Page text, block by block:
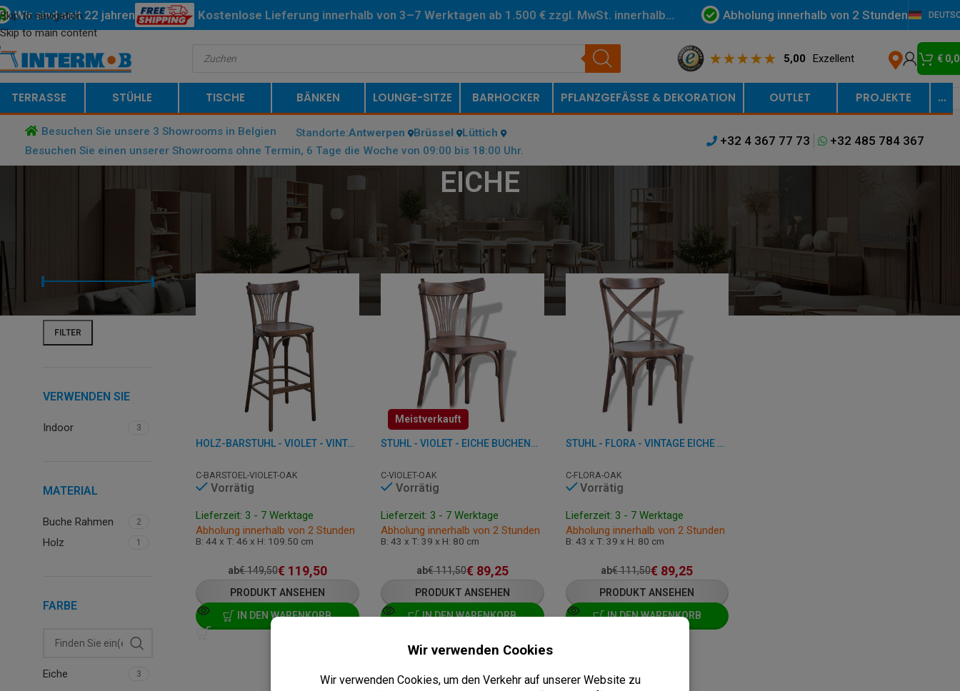
Skip to navigation
Skip to main content
Wir sind seit 22 jahren Kostenlose Lieferung innerhalb von 3–7 Werktagen ab 1.500 € zzgl. MwSt. innerhalb
Abholung innerhalb von 2 Stunden
5,00 Exzellent €
TERRASSE STÜHLE TISCHE BÄNKEN LOUNGE-SITZE BARHOCKER PFLANZGEFÄSSE & DEKORATION OUTLET PROJEKTE …
Besuchen Sie unsere 3 Showrooms in Belgien Standorte:Antwerpen Brüssel Lüttich
Besuchen Sie einen unserer Showrooms ohne Termin, 6 Tage die Woche von 09:00 bis 18:00 Uhr.
+32 4 367 77 73 +32 485 784 367
EICHE
FILTER
Preis:€ 80—€ 120
VERWENDEN SIE
Indoor 3
MATERIAL
Buche Rahmen 2
Holz 1
FARBE
Eiche 3
STARTSEITE PRODUCT RAHMENFARBE EICHE Anzeigen 24 Sortieren
HOLZ-BARSTUHL - VIOLET - VINTAGE EICHE
C-BARSTOEL-VIOLET-OAK
Vorrätig
Lieferzeit: 3 - 7 Werktage
Abholung innerhalb von 2 Stunden
B: 44 x T: 46 x H: 109.50 cm
ab€149,50€ 119,50
PRODUKT ANSEHEN
IN DEN WARENKORB
Meistverkauft
STUHL - VIOLET - EICHE BUCHENHOLZ
C-VIOLET-OAK
Vorrätig
Lieferzeit: 3 - 7 Werktage
Abholung innerhalb von 2 Stunden
B: 43 x T: 39 x H: 80 cm
ab€111,50€ 89,25
PRODUKT ANSEHEN
IN DEN WARENKORB
STUHL - FLORA - VINTAGE EICHE BUCHENHOLZ
C-FLORA-OAK
Vorrätig
Lieferzeit: 3 - 7 Werktage
Abholung innerhalb von 2 Stunden
B: 43 x T: 39 x H: 80 cm
ab€111,50€ 89,25
PRODUKT ANSEHEN
IN DEN WARENKORB